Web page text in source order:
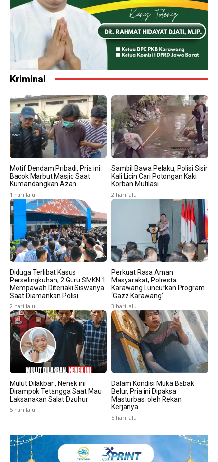
Kriminal
Motif Dendam Pribadi, Pria ini
Bacok Marbut Masjid Saat
Kumandangkan Azan
1 hari lalu
Sambil Bawa Pelaku, Polisi Sisir
Kali Licin Cari Potongan Kaki
Korban Mutilasi
2 hari lalu
Diduga Terlibat Kasus
Perselingkuhan, 2 Guru SMKN 1
Mempawah Diteriaki Siswanya
Saat Diamankan Polisi
2 hari lalu
Perkuat Rasa Aman
Masyarakat, Polresta
Karawang Luncurkan Program
‘Gazz Karawang’
3 hari lalu
Mulut Dilakban, Nenek ini
Dirampok Tetangga Saat Mau
Laksanakan Salat Dzuhur
5 hari lalu
Dalam Kondisi Muka Babak
Belur, Pria ini Dipaksa
Masturbasi oleh Rekan
Kerjanya
5 hari lalu